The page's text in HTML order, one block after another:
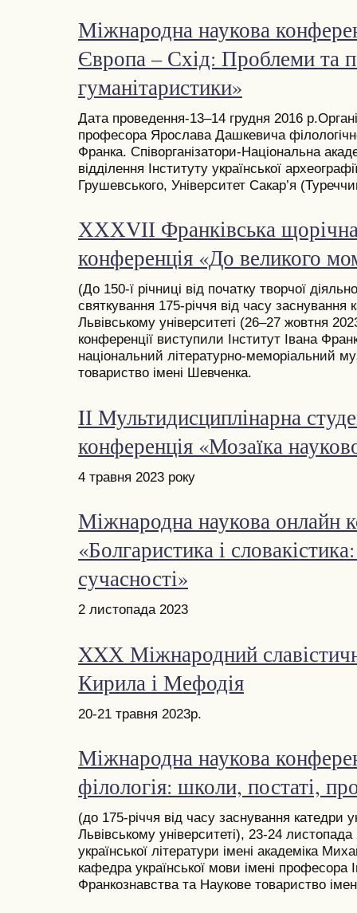
Міжнародна наукова
Європа – Схід: Проблеми та
гуманітаристики»
Дата проведення-13–14 грудня 2016
професора Ярослава Дашкевича
Франка. Співорганізатори-Національна
відділення Інституту української
Грушевського, Університет Сакар’я
ХХХVІІ Франківська
конференція «До великого
(До 150-ї річниці від початку творчої
святкування 175-річчя від часу заснування
Львівському університеті (26–27 жовтня
конференції виступили Інститут Івана
національний літературно-меморіальний
товариство імені Шевченка.
IІ Мультидисциплінарна
конференція «Мозаїка
4 травня 2023 року
Міжнародна наукова онлайн
«Болгаристика і
сучасності»
2 листопада 2023
XXХ Міжнародний
Кирила і Мефодія
20-21 травня 2023р.
Міжнародна наукова
філологія: школи, постаті,
(до 175-річчя від часу заснування катедри
Львівському університеті), 23-24
української літератури імені академіка
кафедра української мови імені професора
Франкознавства та Наукове товариство